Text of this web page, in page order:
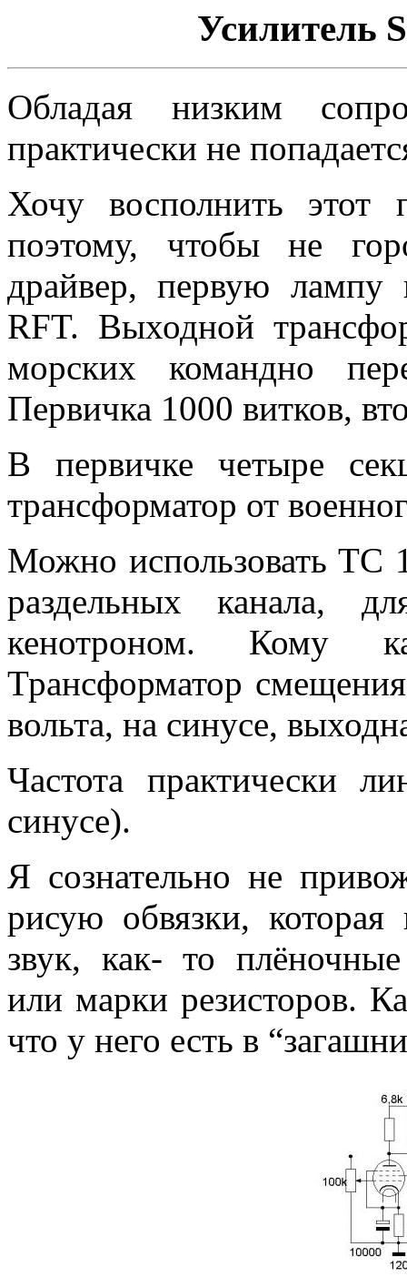
Усилитель
Обладая низким
практически не
Хочу восполнить этот
поэтому, чтобы не
драйвер, первую
RFT. Выходной
морских командно
Первичка 1000 витков,
В первичке четыре
трансформатор от
Можно использовать ТС
раздельных канала,
кенотроном. Кому
Трансформатор
вольта, на синусе,
Частота практически
синусе).
Я сознательно не
рисую обвязки,
звук, как- то
или марки резисторов.
что у него есть в